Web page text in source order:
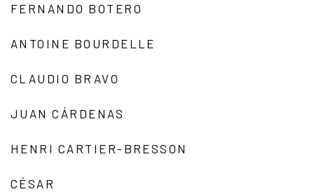
FERNANDO BOTERO
ANTOINE BOURDELLE
CLAUDIO BRAVO
JUAN CÁRDENAS
HENRI CARTIER-BRESSON
CÉSAR